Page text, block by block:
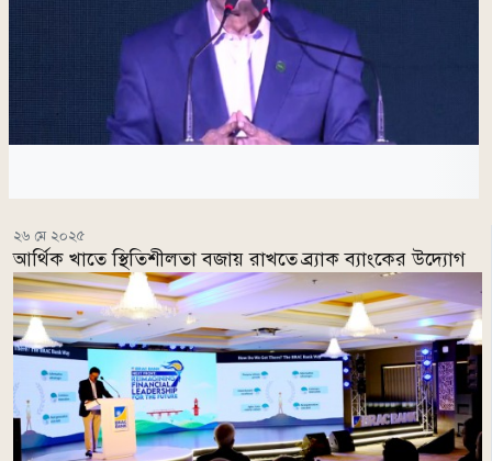
২৬ মে ২০২৫
আর্থিক খাতে স্থিতিশীলতা বজায় রাখতে ব্র্যাক ব্যাংকের উদ্যোগ